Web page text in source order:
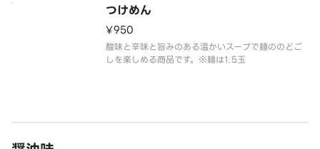
つけめん
¥950
酸味と辛味と旨みのある温かいスープで麺ののどご